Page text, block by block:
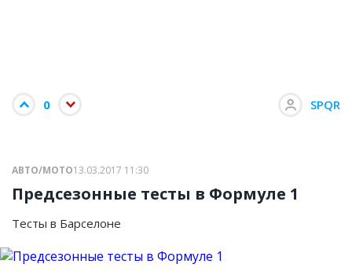
0 SPQR
АВТО/МОТО13.03.2017 11:30
Предсезонные тесты в Формуле 1
Тесты в Барселоне